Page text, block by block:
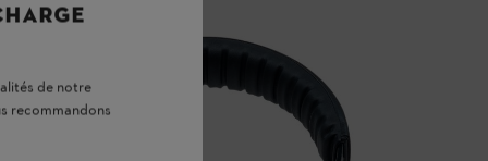
de notre
recommandons